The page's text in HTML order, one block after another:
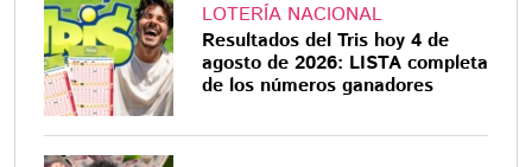
LOTERÍA NACIONAL
Resultados del Tris hoy 4 de
agosto de 2026: LISTA completa
de los números ganadores